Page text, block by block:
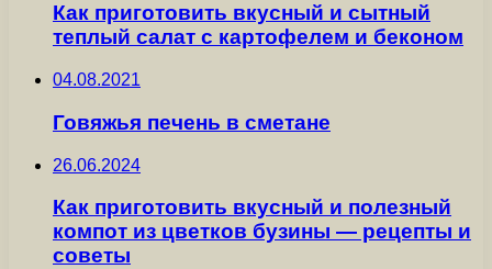
Как приготовить вкусный и сытный
теплый салат с картофелем и беконом
04.08.2021
Говяжья печень в сметане
26.06.2024
Как приготовить вкусный и полезный
компот из цветков бузины — рецепты и
советы